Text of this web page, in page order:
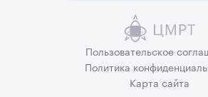
Пользовательское
Политика
Карта сайта